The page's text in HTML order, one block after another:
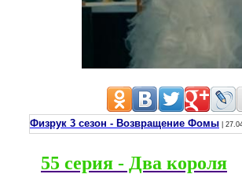
Физрук 3 сезон - Возвращение Фомы |
55 серия - Два короля